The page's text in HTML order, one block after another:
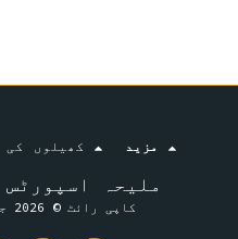
ملیحہ
کاپی رائٹ © 2026 جملہ حقوق محفوظ ہیں۔
کھیلوں کی مزید